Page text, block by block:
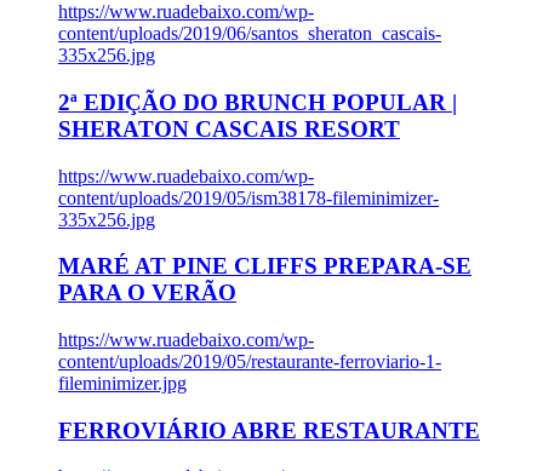
https://www.ruadebaixo.com/wp-
content/uploads/2019/06/santos_sheraton_cascais-
335x256.jpg
2ª EDIÇÃO DO BRUNCH POPULAR |
SHERATON CASCAIS RESORT
https://www.ruadebaixo.com/wp-
content/uploads/2019/05/ism38178-fileminimizer-
335x256.jpg
MARÉ AT PINE CLIFFS PREPARA-SE
PARA O VERÃO
https://www.ruadebaixo.com/wp-
content/uploads/2019/05/restaurante-ferroviario-1-
fileminimizer.jpg
FERROVIÁRIO ABRE RESTAURANTE